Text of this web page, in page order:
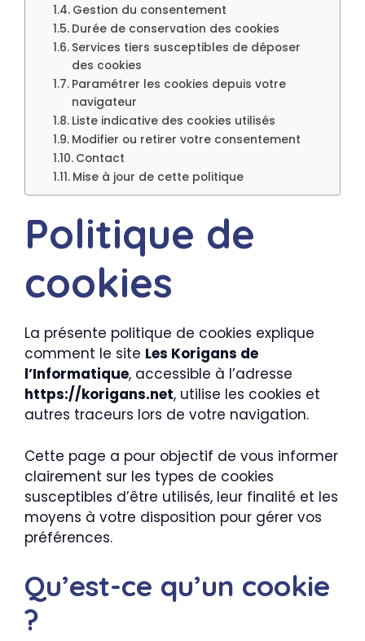
Gestion du consentement
Durée de conservation des cookies
Services tiers susceptibles de déposer
des cookies
Paramétrer les cookies depuis votre
navigateur
Liste indicative des cookies utilisés
Modifier ou retirer votre consentement
Contact
Mise à jour de cette politique
Politique de
cookies
La présente politique de cookies explique
comment le site Les Korigans de
l’Informatique, accessible à l’adresse
https://korigans.net, utilise les cookies et
autres traceurs lors de votre navigation.
Cette page a pour objectif de vous informer
clairement sur les types de cookies
susceptibles d’être utilisés, leur finalité et les
moyens à votre disposition pour gérer vos
préférences.
Qu’est-ce qu’un cookie
?